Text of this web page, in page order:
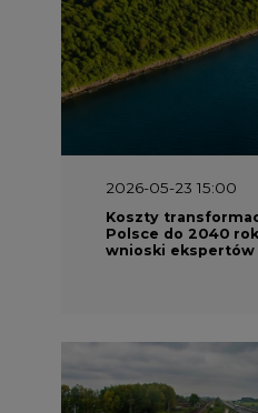
2026-05-23 15:00
Koszty
Polsce do 2040
wnioski ekspertów